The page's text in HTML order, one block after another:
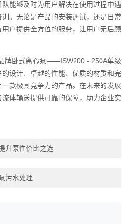
能够及时为用户解决在使用过程中遇
。无论是产品的安装调试，还是日常
户提供全方位的服务，让用户无后顾
牌卧式离心泵——ISW200 - 250A单级
设计、卓越的性能、优质的材质和完
款极具竞争力的产品。在未来的发展
体输送提供可靠的保障，助力企业实
升泵性价比之选
污水处理